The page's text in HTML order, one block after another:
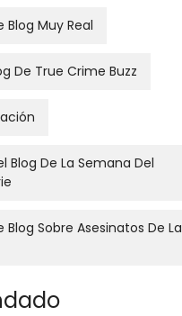
Blog Muy Real
De True Crime Buzz
Blog De La Semana Del
Blog Sobre Asesinatos De La